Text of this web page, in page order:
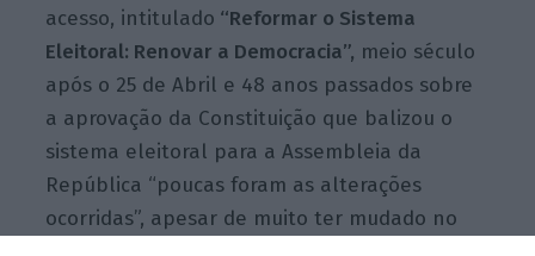
acesso, intitulado “Reformar o Sistema
Eleitoral: Renovar a Democracia”, meio século
após o 25 de Abril e 48 anos passados sobre
a aprovação da Constituição que balizou o
sistema eleitoral para a Assembleia da
República “poucas foram as alterações
ocorridas”, apesar de muito ter mudado no